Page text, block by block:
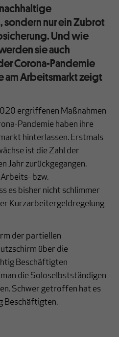
nur ein Zubrot
Und wie
sie auch
Corona-Pandemie
am Arbeitsmarkt zeigt
ergriffenen Maßnahmen
Pandemie haben ihre
hinterlassen. Erstmals
ist die Zahl der
Jahr zurückgegangen.
bzw.
es bisher nicht schlimmer
Kurzarbeitergeldregelung
der partiellen
über die
Beschäftigten
die Soloselbstständigen
Schwer getroffen hat es
Beschäftigten.